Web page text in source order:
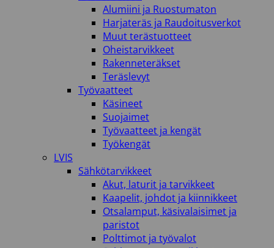
Alumiini ja Ruostumaton
Harjateräs ja Raudoitusverkot
Muut terästuotteet
Oheistarvikkeet
Rakenneteräkset
Teräslevyt
Työvaatteet
Käsineet
Suojaimet
Työvaatteet ja kengät
Työkengät
LVIS
Sähkötarvikkeet
Akut, laturit ja tarvikkeet
Kaapelit, johdot ja kiinnikkeet
Otsalamput, käsivalaisimet ja
paristot
Polttimot ja työvalot